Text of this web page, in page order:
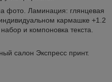
фото. Ламинация: глянцевая
кармашке +1.2
и компоновка текста.
салон Экспресс принт.